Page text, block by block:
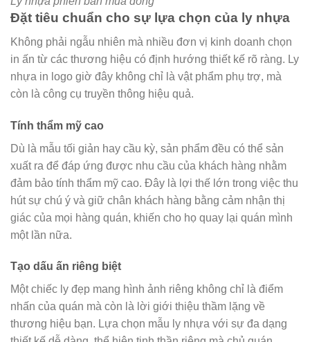
Đặt tiêu chuẩn cho sự lựa chọn của ly nhựa
Không phải ngẫu nhiên mà nhiều đơn vị kinh doanh chọn
in ấn từ các thương hiệu có định hướng thiết kế rõ ràng. Ly
nhựa in logo giờ đây không chỉ là vật phẩm phụ trợ, mà
còn là công cụ truyền thông hiệu quả.
Tính thẩm mỹ cao
Dù là mẫu tối giản hay cầu kỳ, sản phẩm đều có thể sản
xuất ra để đáp ứng được nhu cầu của khách hàng nhằm
đảm bảo tính thẩm mỹ cao. Đây là lợi thế lớn trong việc thu
hút sự chú ý và giữ chân khách hàng bằng cảm nhận thị
giác của mọi hàng quán, khiến cho họ quay lại quán mình
một lần nữa.
Tạo dấu ấn riêng biệt
Một chiếc ly đẹp mang hình ảnh riêng không chỉ là điểm
nhấn của quán mà còn là lời giới thiệu thầm lặng về
thương hiệu bạn. Lựa chọn mẫu ly nhựa với sự đa dạng